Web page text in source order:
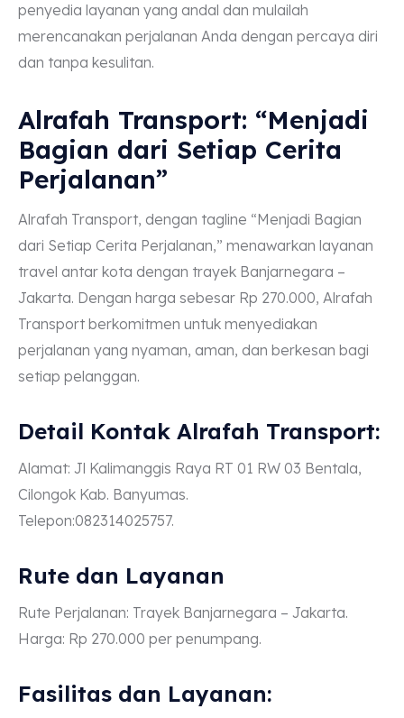
penyedia layanan yang andal dan mulailah
merencanakan perjalanan Anda dengan percaya diri
dan tanpa kesulitan.
Alrafah Transport: “Menjadi
Bagian dari Setiap Cerita
Perjalanan”
Alrafah Transport, dengan tagline “Menjadi Bagian
dari Setiap Cerita Perjalanan,” menawarkan layanan
travel antar kota dengan trayek Banjarnegara –
Jakarta. Dengan harga sebesar Rp 270.000, Alrafah
Transport berkomitmen untuk menyediakan
perjalanan yang nyaman, aman, dan berkesan bagi
setiap pelanggan.
Detail Kontak Alrafah Transport:
Alamat: Jl Kalimanggis Raya RT 01 RW 03 Bentala,
Cilongok Kab. Banyumas.
Telepon:082314025757.
Rute dan Layanan
Rute Perjalanan: Trayek Banjarnegara – Jakarta.
Harga: Rp 270.000 per penumpang.
Fasilitas dan Layanan: